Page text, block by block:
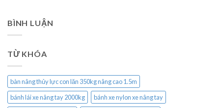
BÌNH LUẬN
TỪ KHÓA
bàn nâng thủy lực con lăn 350kg nâng cao 1.5m
bánh lái xe nâng tay 2000kg
bánh xe nylon xe nâng tay